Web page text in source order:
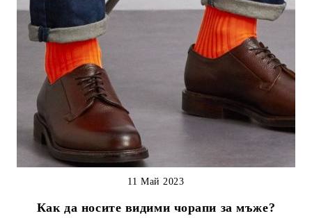
Как да носите видими чорапи за мъже?
11 Май 2023